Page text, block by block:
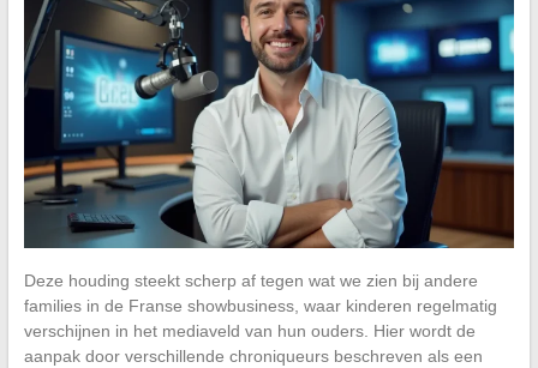
Deze houding steekt scherp af tegen wat we zien bij andere
families in de Franse showbusiness, waar kinderen regelmatig
verschijnen in het mediaveld van hun ouders. Hier wordt de
aanpak door verschillende chroniqueurs beschreven als een